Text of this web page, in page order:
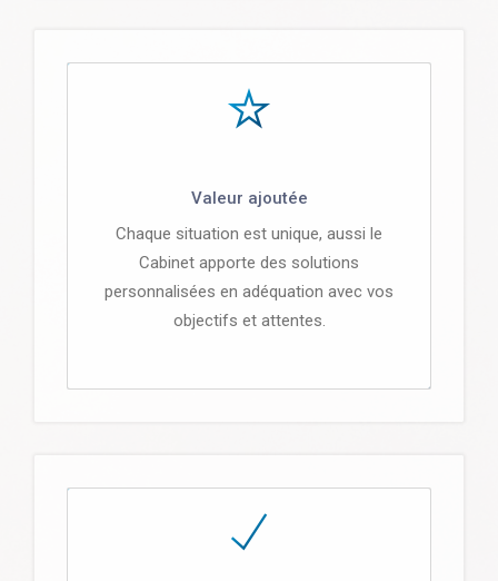
Valeur ajoutée
Chaque situation est unique, aussi le
Cabinet apporte des solutions
personnalisées en adéquation avec vos
objectifs et attentes.